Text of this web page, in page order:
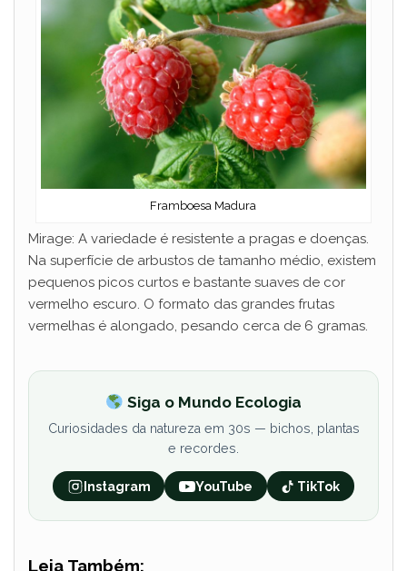
Framboesa Madura
Mirage: A variedade é resistente a pragas e doenças.
Na superfície de arbustos de tamanho médio, existem
pequenos picos curtos e bastante suaves de cor
vermelho escuro. O formato das grandes frutas
vermelhas é alongado, pesando cerca de 6 gramas.
Siga o Mundo Ecologia
Curiosidades da natureza em 30s — bichos, plantas
e recordes.
Instagram YouTube TikTok
Leia Também: